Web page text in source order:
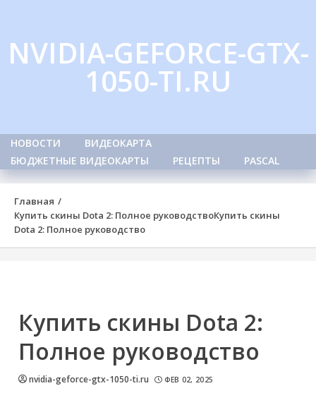
content
NVIDIA-GEFORCE-GTX-
1050-TI.RU
НОВОСТИ
ВИДЕОКАРТА
БЮДЖЕТНЫЕ ВИДЕОКАРТЫ
РЕЦЕПТЫ PASCAL
Главная
Купить скины Dota 2: Полное руководствоКупить скины
Dota 2: Полное руководство
Купить скины Dota 2:
Полное руководство
nvidia-geforce-gtx-1050-ti.ru ФЕВ 02, 2025